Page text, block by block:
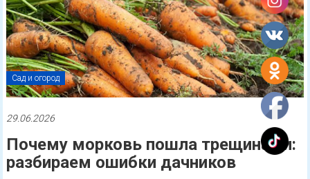
Сад и огород
29.06.2026
Почему морковь пошла трещинами:
разбираем ошибки дачников